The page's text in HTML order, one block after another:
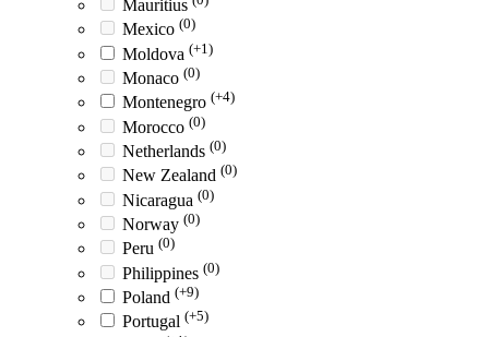
Mauritius
Mexico (0)
Moldova (+1)
Monaco (0)
Montenegro (+4)
Morocco (0)
Netherlands (0)
New Zealand (0)
Nicaragua (0)
Norway (0)
Peru (0)
Philippines (0)
Poland (+9)
Portugal (+5)